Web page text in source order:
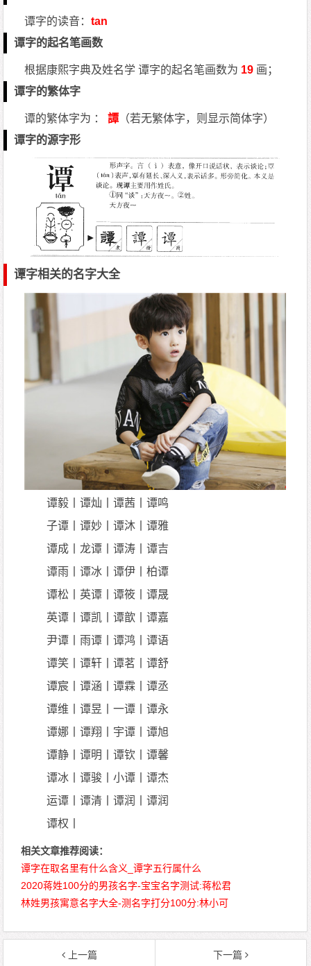
谭字的读音：tan
谭字的起名笔画数
根据康熙字典及姓名学 谭字的起名笔画数为 19 画；
谭字的繁体字
谭的繁体字为 ：譚 （若无繁体字，则显示简体字）
谭字的源字形
谭字相关的名字大全
谭毅丨谭灿丨谭茜丨谭鸣
子谭丨谭妙丨谭沐丨谭雅
谭成丨龙谭丨谭涛丨谭吉
谭雨丨谭冰丨谭伊丨柏谭
谭松丨英谭丨谭筱丨谭晟
英谭丨谭凯丨谭歆丨谭嘉
尹谭丨雨谭丨谭鸿丨谭语
谭笑丨谭轩丨谭茗丨谭舒
谭宸丨谭涵丨谭霖丨谭丞
谭维丨谭昱丨一谭丨谭永
谭娜丨谭翔丨宇谭丨谭旭
谭静丨谭明丨谭钦丨谭馨
谭冰丨谭骏丨小谭丨谭杰
运谭丨谭清丨谭润丨谭润
谭权丨
相关文章推荐阅读：
谭字在取名里有什么含义_谭字五行属什么
2020蒋姓100分的男孩名字-宝宝名字测试:蒋松君
林姓男孩寓意名字大全-测名字打分100分:林小可
上一篇
下一篇